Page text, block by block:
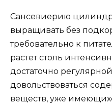
Сансевиерию
выращивать без
требовательно к
растет столь
достаточно
довольствоваться
веществ, уже